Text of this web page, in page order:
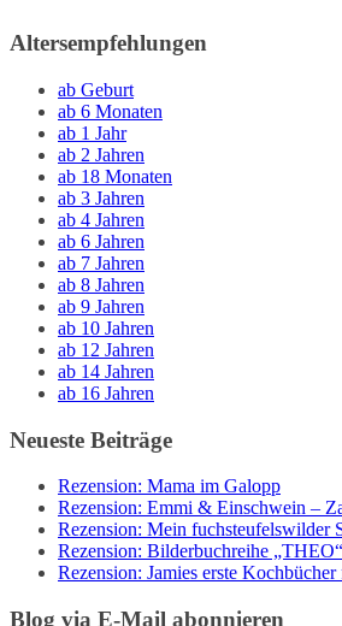
Altersempfehlungen
ab Geburt
ab 6 Monaten
ab 1 Jahr
ab 2 Jahren
ab 18 Monaten
ab 3 Jahren
ab 4 Jahren
ab 6 Jahren
ab 7 Jahren
ab 8 Jahren
ab 9 Jahren
ab 10 Jahren
ab 12 Jahren
ab 14 Jahren
ab 16 Jahren
Neueste Beiträge
Rezension: Mama im Galopp
Rezension: Emmi & Einschwein –
Rezension: Mein fuchsteufelswilder
Rezension: Bilderbuchreihe „THEO“
Rezension: Jamies erste
Blog via E-Mail abonnieren